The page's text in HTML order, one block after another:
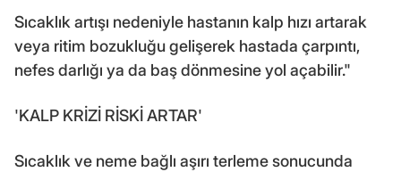
Sıcaklık artışı nedeniyle hastanın kalp hızı artarak
veya ritim bozukluğu gelişerek hastada çarpıntı,
nefes darlığı ya da baş dönmesine yol açabilir."
'KALP KRİZİ RİSKİ ARTAR'
Sıcaklık ve neme bağlı aşırı terleme sonucunda